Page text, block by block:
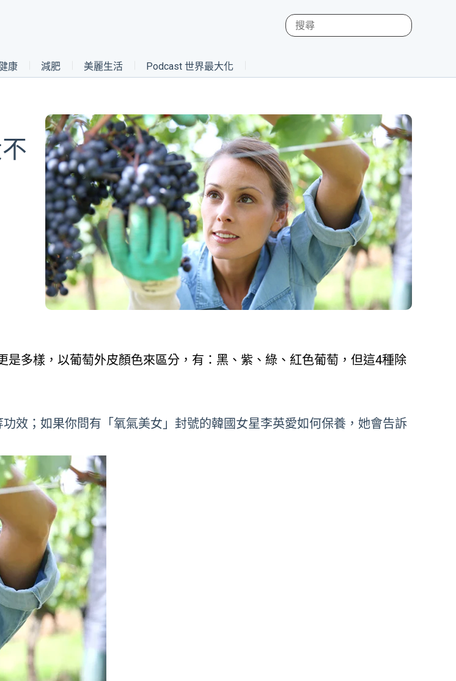
康 減肥 美麗生活 Podcast 世界最大化
是多樣，以葡萄外皮顏色來區分，有：黑、紫、綠、紅色葡萄，但這4種除
效；如果你問有「氧氣美女」封號的韓國女星李英愛如何保養，她會告訴